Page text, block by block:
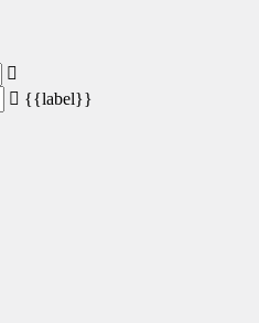
{{label}}